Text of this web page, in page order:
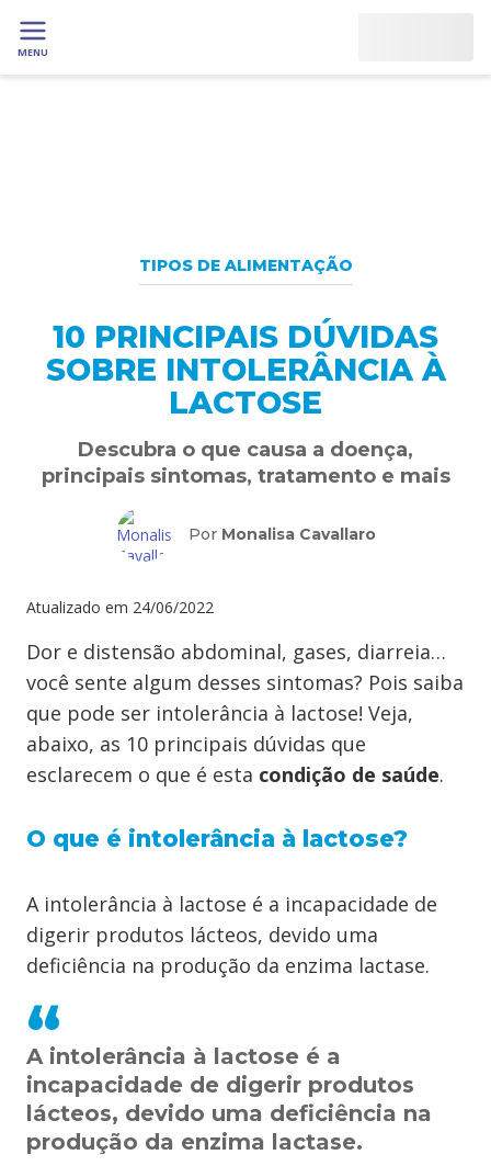
MENU
TIPOS DE ALIMENTAÇÃO
10 PRINCIPAIS DÚVIDAS
SOBRE INTOLERÂNCIA À
LACTOSE
Descubra o que causa a doença,
principais sintomas, tratamento e mais
Por Monalisa Cavallaro
Atualizado em 24/06/2022
Dor e distensão abdominal, gases, diarreia…
você sente algum desses sintomas? Pois saiba
que pode ser intolerância à lactose! Veja,
abaixo, as 10 principais dúvidas que
esclarecem o que é esta condição de saúde.
O que é intolerância à lactose?
A intolerância à lactose é a incapacidade de
digerir produtos lácteos, devido uma
deficiência na produção da enzima lactase.
A intolerância à lactose é a
incapacidade de digerir produtos
lácteos, devido uma deficiência na
produção da enzima lactase.